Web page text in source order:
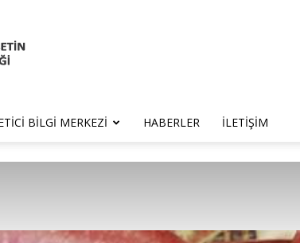
BILGI MERKEZI HABERLER İLETIŞIM